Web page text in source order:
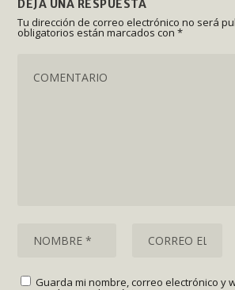
DEJA UNA RESPUESTA
Tu dirección de correo electrónico no será
obligatorios están marcados con*
Guarda mi nombre, correo electrónico y